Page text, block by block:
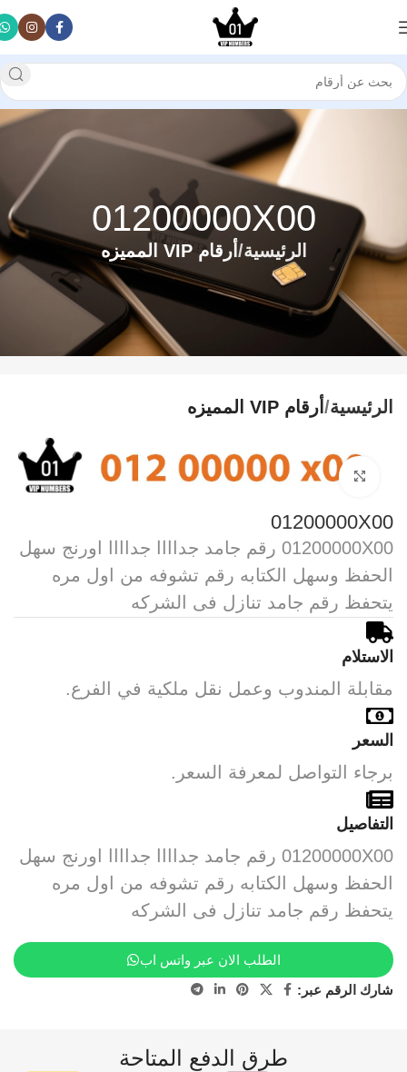
01200000X00
الرئيسية أرقام VIP المميزه
الرئيسية أرقام VIP المميزه
Click to enlarge
01200000X00
01200000X00 رقم جامد جداااا جداااا اورنج سهل
الحفظ وسهل الكتابه رقم تشوفه من اول مره
يتحفظ رقم جامد تنازل فى الشركه
الاستلام
مقابلة المندوب وعمل نقل ملكية في الفرع.
السعر
برجاء التواصل لمعرفة السعر.
التفاصيل
01200000X00 رقم جامد جداااا جداااا اورنج سهل
الحفظ وسهل الكتابه رقم تشوفه من اول مره
يتحفظ رقم جامد تنازل فى الشركه
الطلب الان عبر واتس اب
شارك الرقم عبر:
طرق الدفع المتاحة